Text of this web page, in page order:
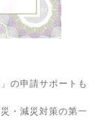
の申請サポートも
・減災対策の第一